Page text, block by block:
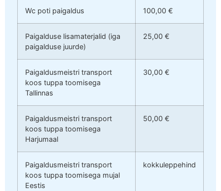
Wc poti paigaldus 100,00 €
Paigalduse lisamaterjalid (iga
paigalduse juurde)
25,00 €
Paigaldusmeistri transport
koos tuppa toomisega
Tallinnas
30,00 €
Paigaldusmeistri transport
koos tuppa toomisega
Harjumaal
50,00 €
Paigaldusmeistri transport
koos tuppa toomisega mujal
Eestis
kokkuleppehind